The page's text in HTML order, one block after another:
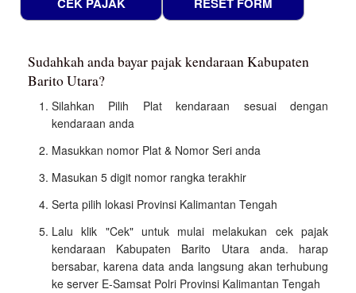
Sudahkah anda bayar pajak kendaraan Kabupaten
Barito Utara?
Silahkan Pilih Plat kendaraan sesuai dengan
kendaraan anda
Masukkan nomor Plat & Nomor Seri anda
Masukan 5 digit nomor rangka terakhir
Serta pilih lokasi Provinsi Kalimantan Tengah
Lalu klik "Cek" untuk mulai melakukan cek pajak
kendaraan Kabupaten Barito Utara anda. harap
bersabar, karena data anda langsung akan terhubung
ke server E-Samsat Polri Provinsi Kalimantan Tengah